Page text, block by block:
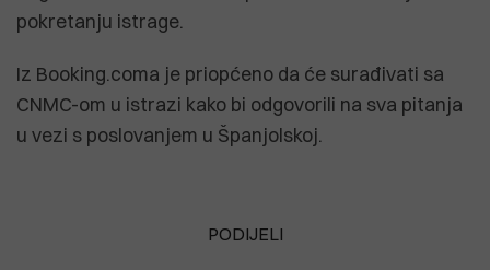
pokretanju istrage.
Iz Booking.coma je priopćeno da će surađivati ​​sa
CNMC-om u istrazi kako bi odgovorili na sva pitanja
u vezi s poslovanjem u Španjolskoj.
PODIJELI